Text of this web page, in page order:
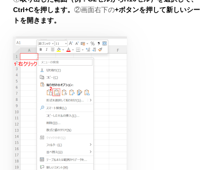
Ctrl+Cを押します。 ②画面右下の+ボタンを押して新しいシー
トを開きます。